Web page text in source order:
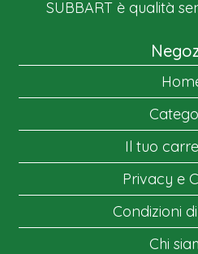
SUBBART è qualità
Il tuo
Privacy e
Condizioni
Chi